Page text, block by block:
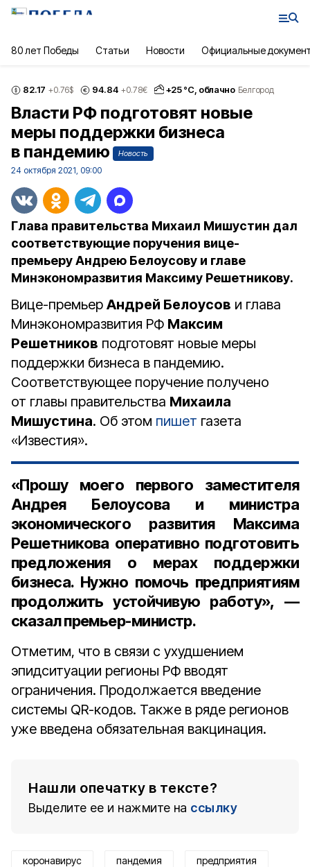
80 лет Победы Статьи Новости Официальные
82.17 +0.76$ 94.84 +0.78€ +25°С, облачно Белгород
Власти РФ подготовят новые
меры поддержки бизнеса
в пандемию
Новость
24 октября 2021, 09:00
Глава правительства Михаил Мишустин дал
соответствующие поручения вице-
премьеру Андрею Белоусову и главе
Минэкономразвития Максиму Решетникову.
Вице-премьер Андрей Белоусов и глава
Минэкономразвития РФ Максим
Решетников подготовят новые меры
поддержки бизнеса в пандемию.
Соответствующее поручение получено
от главы правительства Михаила
Мишустина. Об этом пишет газета
«Известия».
«Прошу моего первого заместителя
Андрея Белоусова и министра
экономического развития Максима
Решетникова оперативно подготовить
предложения о мерах поддержки
бизнеса. Нужно помочь предприятиям
продолжить устойчивую работу», —
сказал премьер-министр.
Отметим, что в связи с ухудшением
эпидситуации регионы РФ вводят
ограничения. Продолжается введение
системы QR-кодов. Также в ряде регионов
уже введена обязательная вакцинация.
Нашли опечатку в тексте?
Выделите ее и нажмите на ссылку
коронавирус пандемия предприятия